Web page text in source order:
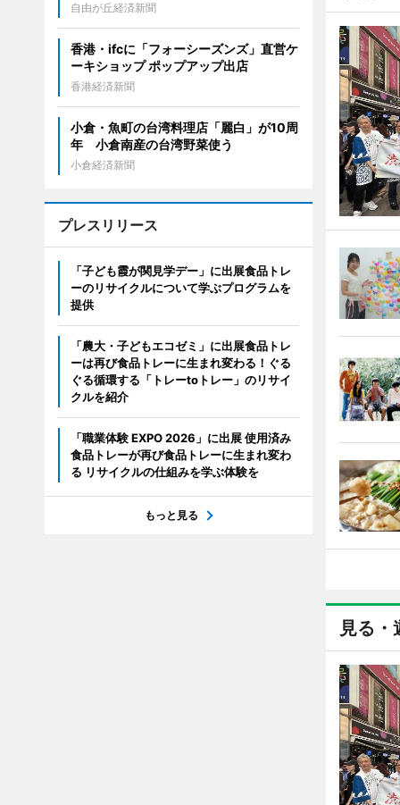
見る・
自由が丘経済新聞
香港・ifcに「フォーシーズンズ」直営ケ
ーキショップ ポップアップ出店
香港経済新聞
小倉・魚町の台湾料理店「麗白」が10周
年 小倉南産の台湾野菜使う
小倉経済新聞
プレスリリース
「子ども霞が関見学デー」に出展食品トレ
ーのリサイクルについて学ぶプログラムを
提供
「農大・子どもエコゼミ」に出展食品トレ
ーは再び食品トレーに生まれ変わる！ぐる
ぐる循環する「トレーtoトレー」のリサイ
クルを紹介
「職業体験 EXPO 2026」に出展 使用済み
食品トレーが再び食品トレーに生まれ変わ
る リサイクルの仕組みを学ぶ体験を
もっと見る